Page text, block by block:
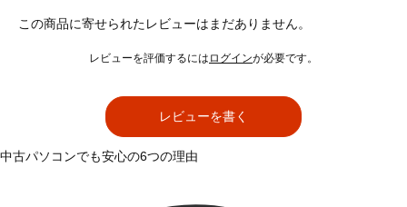
この商品に寄せられたレビューはまだありません。
レビューを評価するには ログインが必要です。
レビューを書く
中古パソコンでも安心の6つの理由